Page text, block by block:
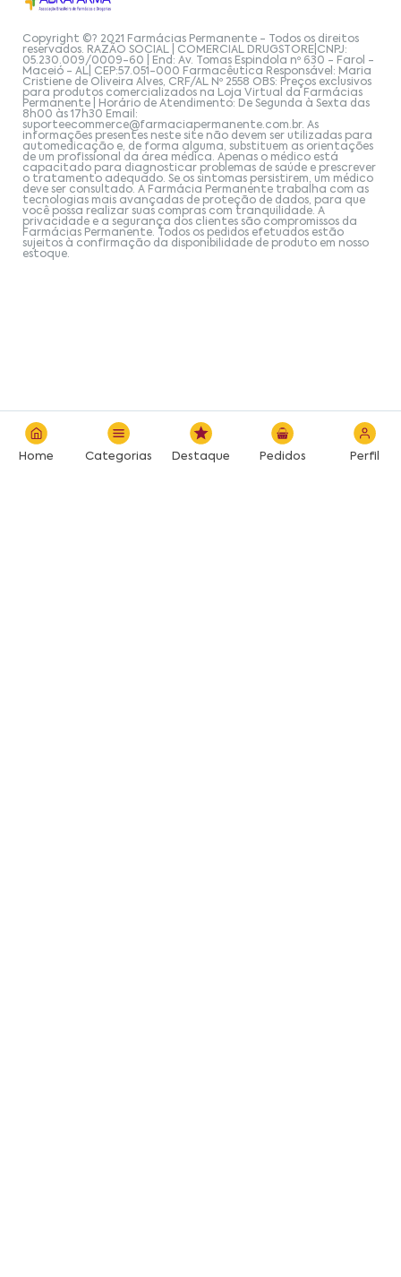
Home Categorias Destaque Pedidos Perfil
Copyright ©? 2021 Farmácias Permanente - Todos os direitos
reservados. RAZÃO SOCIAL | COMERCIAL DRUGSTORE|CNPJ:
05.230.009/0009-60 | End: Av. Tomas Espindola nº 630 - Farol -
Maceió - AL| CEP:57.051-000 Farmacêutica Responsável: Maria
Cristiene de Oliveira Alves, CRF/AL Nº 2558 OBS: Preços exclusivos
para produtos comercializados na Loja Virtual da Farmácias
Permanente | Horário de Atendimento: De Segunda à Sexta das
8h00 às 17h30 Email:
suporteecommerce@farmaciapermanente.com.br. As
informações presentes neste site não devem ser utilizadas para
automedicação e, de forma alguma, substituem as orientações
de um profissional da área médica. Apenas o médico está
capacitado para diagnosticar problemas de saúde e prescrever
o tratamento adequado. Se os sintomas persistirem, um médico
deve ser consultado. A Farmácia Permanente trabalha com as
tecnologias mais avançadas de proteção de dados, para que
você possa realizar suas compras com tranquilidade. A
privacidade e a segurança dos clientes são compromissos da
Farmácias Permanente. Todos os pedidos efetuados estão
sujeitos à confirmação da disponibilidade de produto em nosso
estoque.